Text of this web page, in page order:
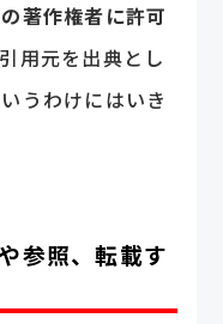
著作権者に許可
用元を出典とし
うわけにはいき
参照、転載す